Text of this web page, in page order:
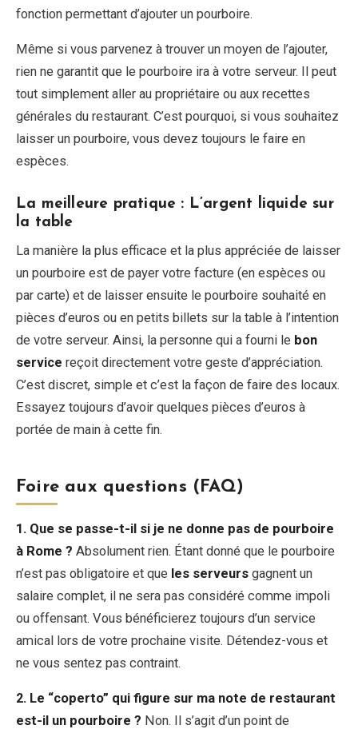
fonction permettant d’ajouter un pourboire.
Même si vous parvenez à trouver un moyen de l’ajouter,
rien ne garantit que le pourboire ira à votre serveur. Il peut
tout simplement aller au propriétaire ou aux recettes
générales du restaurant. C’est pourquoi, si vous souhaitez
laisser un pourboire, vous devez toujours le faire en
espèces.
La meilleure pratique : L’argent liquide sur
la table
La manière la plus efficace et la plus appréciée de laisser
un pourboire est de payer votre facture (en espèces ou
par carte) et de laisser ensuite le pourboire souhaité en
pièces d’euros ou en petits billets sur la table à l’intention
de votre serveur. Ainsi, la personne qui a fourni le bon
service reçoit directement votre geste d’appréciation.
C’est discret, simple et c’est la façon de faire des locaux.
Essayez toujours d’avoir quelques pièces d’euros à
portée de main à cette fin.
Foire aux questions (FAQ)
1. Que se passe-t-il si je ne donne pas de pourboire
à Rome ? Absolument rien. Étant donné que le pourboire
n’est pas obligatoire et que les serveurs gagnent un
salaire complet, il ne sera pas considéré comme impoli
ou offensant. Vous bénéficierez toujours d’un service
amical lors de votre prochaine visite. Détendez-vous et
ne vous sentez pas contraint.
2. Le “coperto” qui figure sur ma note de restaurant
est-il un pourboire ? Non. Il s’agit d’un point de